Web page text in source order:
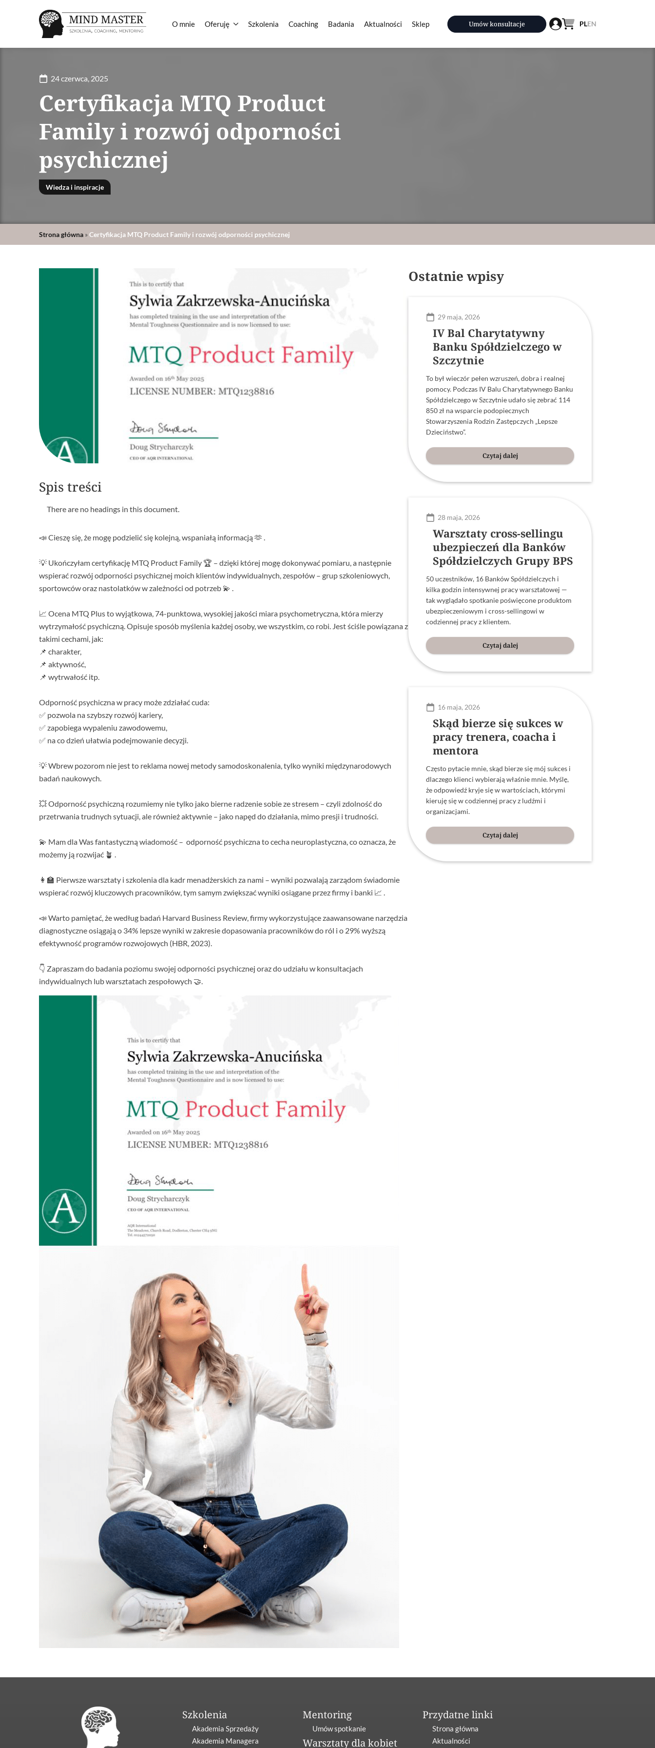
O mnie Oferuję Szkolenia Coaching Badania Aktualności Sklep Umów konsultacje PLEN
24 czerwca, 2025
Certyfikacja MTQ Product
Family i rozwój odporności
psychicznej
Wiedza i inspiracje
Strona główna »Certyfikacja MTQ Product Family i rozwój odporności psychicznej
Spis treści
There are no headings in this document.
📣 Cieszę się, że mogę podzielić się kolejną, wspaniałą informacją 🫶 .
💡 Ukończyłam certyfikację MTQ Product Family 🏆 – dzięki której mogę dokonywać pomiaru, a następnie
wspierać rozwój odporności psychicznej moich klientów indywidualnych, zespołów – grup szkoleniowych,
sportowców oraz nastolatków w zależności od potrzeb 💫 .
📈 Ocena MTQ Plus to wyjątkowa, 74-punktowa, wysokiej jakości miara psychometryczna, która mierzy
wytrzymałość psychiczną. Opisuje sposób myślenia każdej osoby, we wszystkim, co robi. Jest ściśle powiązana z
takimi cechami, jak:
📌 charakter,
📌 aktywność,
📌 wytrwałość itp.
Odporność psychiczna w pracy może zdziałać cuda:
✅ pozwola na szybszy rozwój kariery,
✅ zapobiega wypaleniu zawodowemu,
✅ na co dzień ułatwia podejmowanie decyzji.
💡 Wbrew pozorom nie jest to reklama nowej metody samodoskonalenia, tylko wyniki międzynarodowych
badań naukowych.
💥 Odporność psychiczną rozumiemy nie tylko jako bierne radzenie sobie ze stresem – czyli zdolność do
przetrwania trudnych sytuacji, ale również aktywnie – jako napęd do działania, mimo presji i trudności.
💫 Mam dla Was fantastyczną wiadomość – odporność psychiczna to cecha neuroplastyczna, co oznacza, że
możemy ją rozwijać 🪴 .
👩‍🏫 Pierwsze warsztaty i szkolenia dla kadr menadżerskich za nami – wyniki pozwalają zarządom świadomie
wspierać rozwój kluczowych pracowników, tym samym zwiększać wyniki osiągane przez firmy i banki 📈 .
📣 Warto pamiętać, że według badań Harvard Business Review, firmy wykorzystujące zaawansowane narzędzia
diagnostyczne osiągają o 34% lepsze wyniki w zakresie dopasowania pracowników do ról i o 29% wyższą
efektywność programów rozwojowych (HBR, 2023).
👇 Zapraszam do badania poziomu swojej odporności psychicznej oraz do udziału w konsultacjach
indywidualnych lub warsztatach zespołowych 🤝.
Ostatnie wpisy
29 maja, 2026
IV Bal Charytatywny
Banku Spółdzielczego w
Szczytnie
To był wieczór pełen wzruszeń, dobra i realnej
pomocy. Podczas IV Balu Charytatywnego Banku
Spółdzielczego w Szczytnie udało się zebrać 114
850 zł na wsparcie podopiecznych
Stowarzyszenia Rodzin Zastępczych „Lepsze
Dzieciństwo”.
Czytaj dalej
28 maja, 2026
Warsztaty cross-sellingu
ubezpieczeń dla Banków
Spółdzielczych Grupy BPS
50 uczestników, 16 Banków Spółdzielczych i
kilka godzin intensywnej pracy warsztatowej —
tak wyglądało spotkanie poświęcone produktom
ubezpieczeniowym i cross-sellingowi w
codziennej pracy z klientem.
Czytaj dalej
16 maja, 2026
Skąd bierze się sukces w
pracy trenera, coacha i
mentora
Często pytacie mnie, skąd bierze się mój sukces i
dlaczego klienci wybierają właśnie mnie. Myślę,
że odpowiedź kryje się w wartościach, którymi
kieruję się w codziennej pracy z ludźmi i
organizacjami.
Czytaj dalej
Szkolenia
Akademia Sprzedaży
Akademia Managera
Mentoring
Umów spotkanie
Warsztaty dla kobiet
Przydatne linki
Strona główna
Aktualności